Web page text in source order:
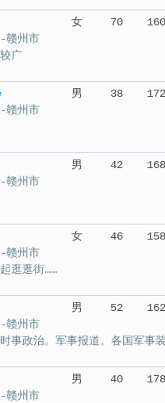
女 70
160
赣州市
广
男 38
172
赣州市
男 42
168
赣州市
女 46
158
赣州市
逛逛街……
男 52
162
赣州市
事政治。军事报道。各国军事
男 40
178
赣州市